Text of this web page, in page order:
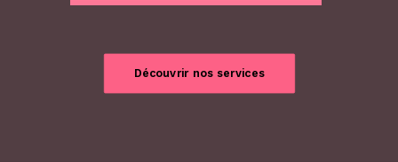
Découvrir nos services